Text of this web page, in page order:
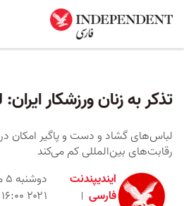
تذکر به زنان ورزشکار
لباس‌های گشاد و دست و پاگیر امکان
رقابت‌های بین‌المللی کم می‌کند
ایندیپندنت
فارسی
۲۰۲۱ ۱۶:۰۰